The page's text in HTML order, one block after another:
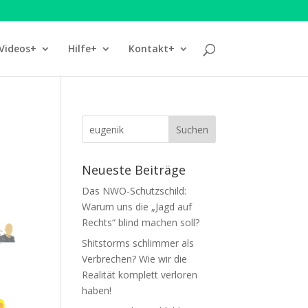
Hilfe+ Kontakt+
Neueste Beiträge
Das NWO-Schutzschild:
Warum uns die „Jagd auf
Rechts“ blind machen soll?
Shitstorms schlimmer als
Verbrechen? Wie wir die
Realität komplett verloren
haben!